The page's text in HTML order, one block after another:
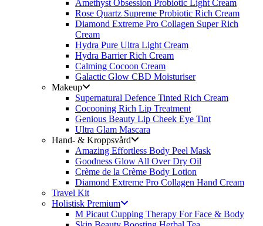
Amethyst Obsession Probiotic Light Cream
Rose Quartz Supreme Probiotic Rich Cream
Diamond Extreme Pro Collagen Super Rich
Cream
Hydra Pure Ultra Light Cream
Hydra Barrier Rich Cream
Calming Cocoon Cream
Galactic Glow CBD Moisturiser
Makeup
Supernatural Defence Tinted Rich Cream
Cocooning Rich Lip Treatment
Genious Beauty Lip Cheek Eye Tint
Ultra Glam Mascara
Hand- & Kroppsvård
Amazing Effortless Body Peel Mask
Goodness Glow All Over Dry Oil
Crème de la Crème Body Lotion
Diamond Extreme Pro Collagen Hand Cream
Travel Kit
Holistisk Premium
M Picaut Cupping Therapy For Face & Body